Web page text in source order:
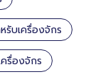
รับเครื่องจักร
รื่องจักร